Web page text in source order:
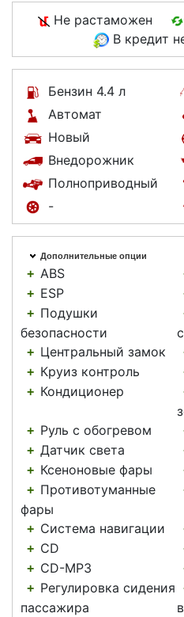
Не растаможен
В кредит
Бензин 4.4 л
Автомат
Новый
Внедорожник
Полноприводный
-
Дополнительные опции
+ ABS
+ ESP
+ Подушки
безопасности
+ Центральный замок
+ Круиз контроль
+ Кондиционер
+ Руль с обогревом
+ Датчик света
+ Ксеноновые фары
+ Противотуманные
фары
+ Система навигации
+ CD
+ CD-MP3
+ Регулировка сидения
пассажира